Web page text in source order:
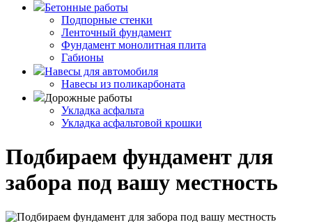
Бетонные работы
Подпорные стенки
Ленточный фундамент
Фундамент монолитная плита
Габионы
Навесы для автомобиля
Навесы из поликарбоната
Дорожные работы
Укладка асфальта
Укладка асфальтовой крошки
Подбираем фундамент для
забора под вашу местность